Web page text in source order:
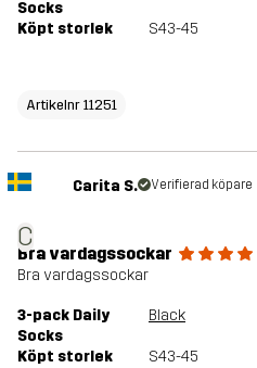
Socks
Köpt storlek S43-45
Artikelnr 11251
C
Carita S. Verifierad köpare
Bra vardagssockar
Bra vardagssockar
3-pack Daily
Socks
Black
Köpt storlek S43-45